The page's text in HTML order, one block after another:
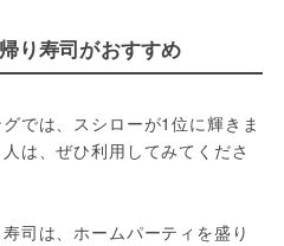
り寿司がおすすめ
では、スシローが1位に輝きま
は、ぜひ利用してみてくださ
司は、ホームパーティを盛り